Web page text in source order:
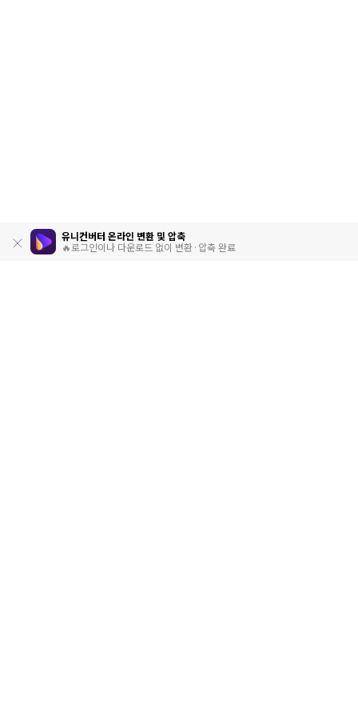
유니컨버터 온라인 변환 및 압축
🔥로그인이나 다운로드 없이 변환·압축 완료